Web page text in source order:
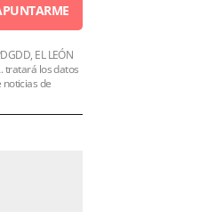
EL LEÓN
tratará los datos
de